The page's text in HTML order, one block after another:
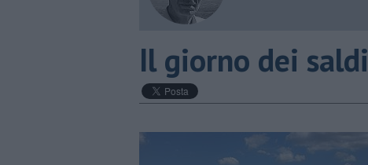
Il giorno dei saldi